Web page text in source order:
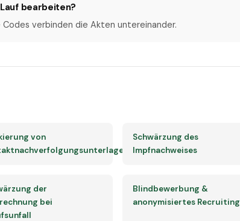
bearbeiten?
verbinden die Akten untereinander.
von
Schwärzung des
Impfnachweises
der
bei
Blindbewerbung &
anonymisiertes Recruiting